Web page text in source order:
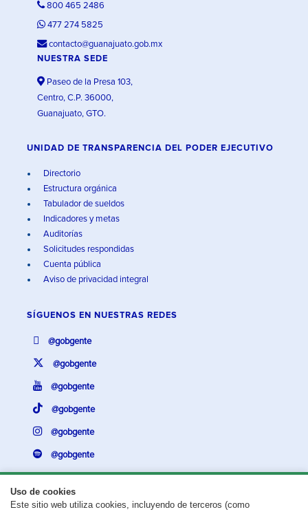
Uso de cookies
Este sitio web utiliza cookies, incluyendo de terceros (como
800 465 2486
477 274 5825
contacto@guanajuato.gob.mx
NUESTRA SEDE
Paseo de la Presa 103,
Centro, C.P. 36000,
Guanajuato, GTO.
UNIDAD DE TRANSPARENCIA DEL PODER EJECUTIVO
Directorio
Estructura orgánica
Tabulador de sueldos
Indicadores y metas
Auditorías
Solicitudes respondidas
Cuenta pública
Aviso de privacidad integral
SÍGUENOS EN NUESTRAS REDES
@gobgente
@gobgente
@gobgente
@gobgente
@gobgente
@gobgente
¿Existe algún problema con esta página?Repórtalo aquí.